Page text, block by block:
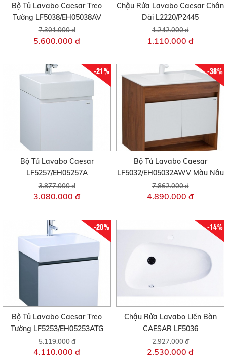
Bộ Tủ Lavabo Caesar Treo
Tường LF5038/EH05038AV
7.301.000 đ
5.600.000 đ
Chậu Rửa Lavabo Caesar Chân
Dài L2220/P2445
1.242.000 đ
1.110.000 đ
-21%
Bộ Tủ Lavabo Caesar
LF5257/EH05257A
3.877.000 đ
3.080.000 đ
-38%
Bộ Tủ Lavabo Caesar
LF5032/EH05032AWV Màu Nâu
7.862.000 đ
4.890.000 đ
-20%
Bộ Tủ Lavabo Caesar Treo
Tường LF5253/EH05253ATG
5.119.000 đ
4.110.000 đ
-14%
Chậu Rửa Lavabo Liền Bàn
CAESAR LF5036
2.927.000 đ
2.530.000 đ